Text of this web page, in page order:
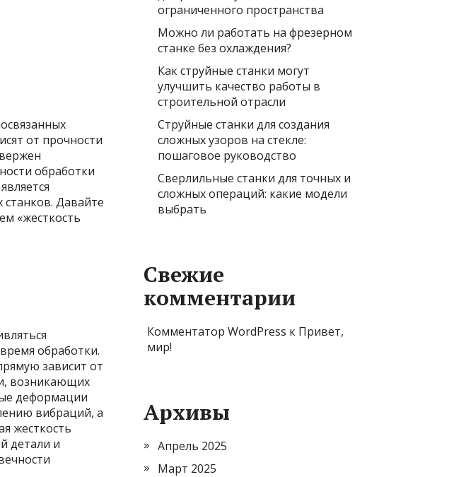
от прочности
обработки
Давайте
«жесткость
обработки.
зависит от
возникающих
деформации
вибраций, а
жесткость
детали и
ограниченного пространства
Можно ли работать на фрезерном
станке без охлаждения?
Как струйные станки могут
улучшить качество работы в
строительной отрасли
Струйные станки для создания
сложных узоров на стекле:
пошаговое руководство
Сверлильные станки для точных и
сложных операций: какие модели
выбрать
Свежие
комментарии
Комментатор WordPress к Привет,
мир!
Архивы
Апрель 2025
Март 2025